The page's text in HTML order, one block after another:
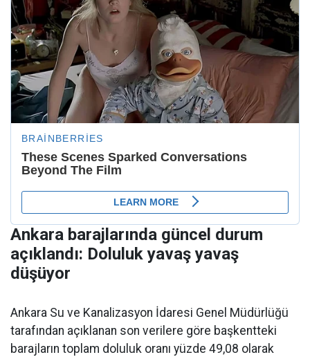
Ankara barajlarında güncel durum
açıklandı: Doluluk yavaş yavaş
düşüyor
Ankara Su ve Kanalizasyon İdaresi Genel Müdürlüğü
tarafından açıklanan son verilere göre başkentteki
barajların toplam doluluk oranı yüzde 49,08 olarak